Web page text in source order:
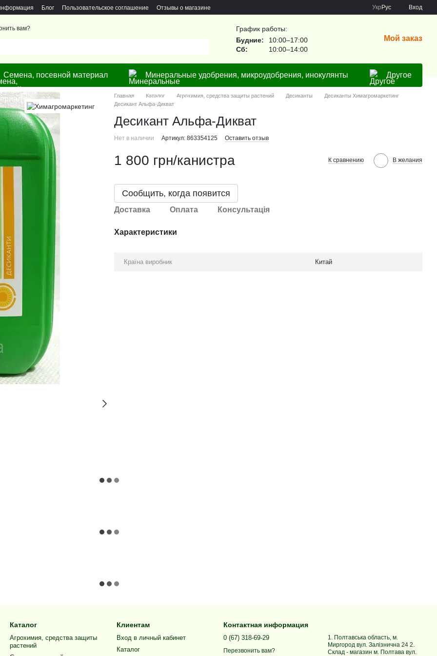
Блог Пользовательское соглашение Отзывы о магазине Укр Рус Вход
вам?
График работы:
Будние:
10:00–17:00
Сб:
10:00–14:00
Мой заказ
Семена, посевной материал Минеральные удобрения, микроудобрения, инокулянты Другое
Главная Каталог Агрохимия, средства защиты растений Десиканты
Десиканты Химагромаркетинг
Десикант Альфа-Дикват
Десикант Альфа-Дикват
Нет в наличии Артикул: 863354125 Оставить отзыв
1 800 грн/канистра К сравнению В желания
Сообщить, когда появится
Доставка Оплата Консультація
Характеристики
Країна виробник Китай
Каталог
Агрохимия, средства защиты
растений
Клиентам
Вход в личный кабинет
Каталог
Контактная информация
0 (67) 318-69-29
Перезвонить вам?
1. Полтавська область, м.
Миргород вул. Залізнична 24 2.
Склад - магазин м. Полтава вул.